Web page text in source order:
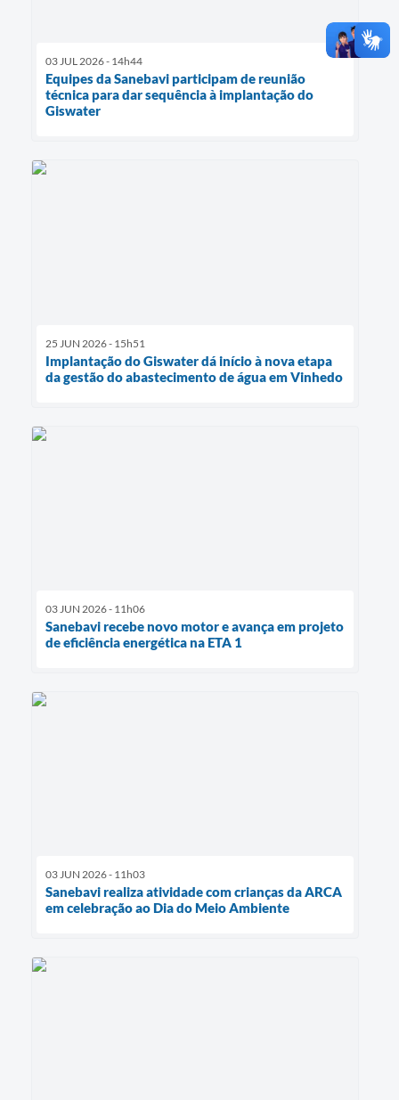
03 JUL 2026 - 14h44
Equipes da Sanebavi participam de reunião
técnica para dar sequência à implantação do
Giswater
25 JUN 2026 - 15h51
Implantação do Giswater dá início à nova etapa
da gestão do abastecimento de água em Vinhedo
03 JUN 2026 - 11h06
Sanebavi recebe novo motor e avança em projeto
de eficiência energética na ETA 1
03 JUN 2026 - 11h03
Sanebavi realiza atividade com crianças da ARCA
em celebração ao Dia do Meio Ambiente